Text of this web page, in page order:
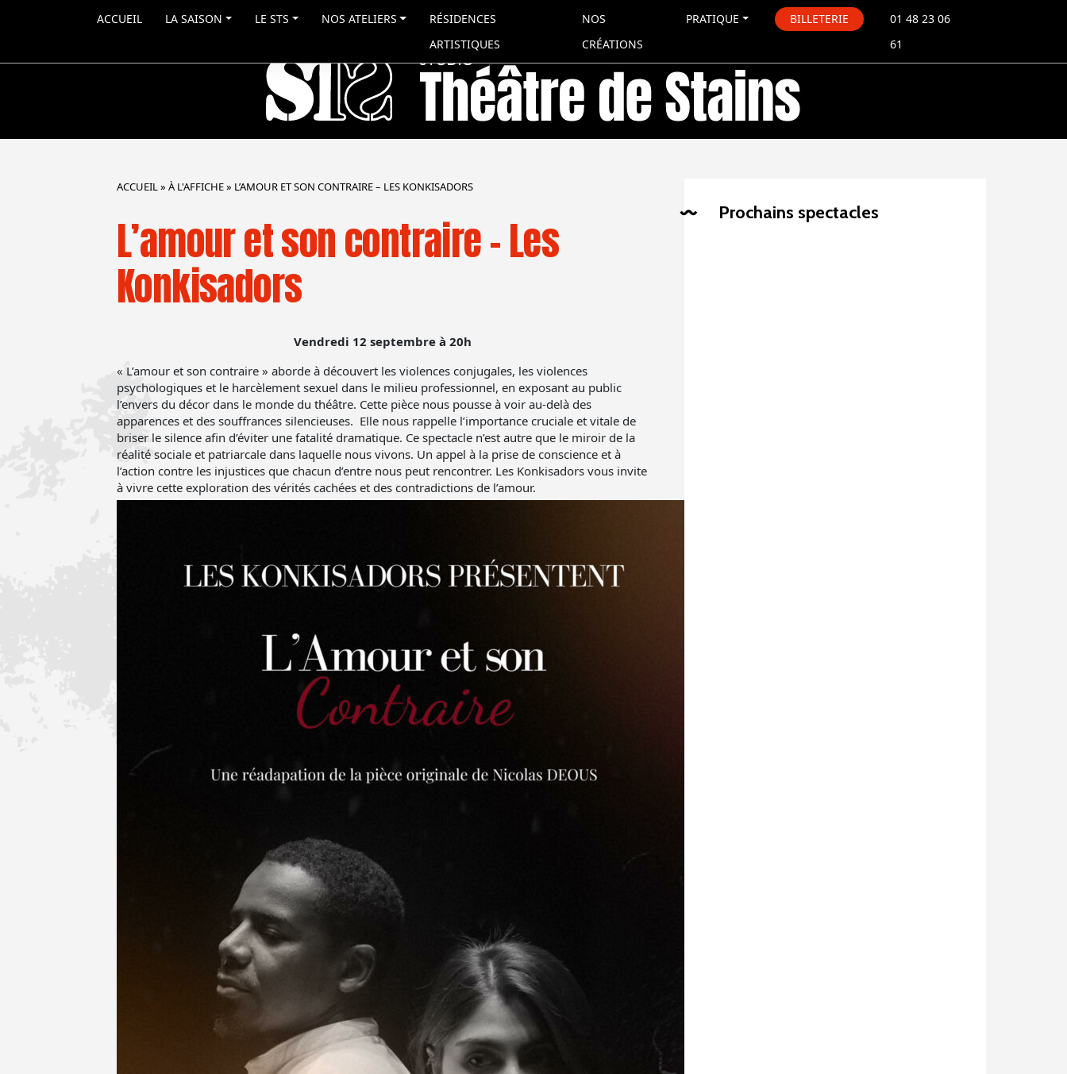
ACCUEIL LA SAISON LE STS NOS ATELIERS
RÉSIDENCES
ARTISTIQUES
NOS
CRÉATIONS
PRATIQUE BILLETERIE
01 48 23 06
61
ACCUEIL» À L'AFFICHE» L’AMOUR ET SON CONTRAIRE – LES KONKISADORS
L’amour et son contraire – Les
Konkisadors
Vendredi 12 septembre à 20h
« L’amour et son contraire » aborde à découvert les violences conjugales, les violences
psychologiques et le harcèlement sexuel dans le milieu professionnel, en exposant au public
l’envers du décor dans le monde du théâtre. Cette pièce nous pousse à voir au-delà des
apparences et des souffrances silencieuses. Elle nous rappelle l’importance cruciale et vitale de
briser le silence afin d’éviter une fatalité dramatique. Ce spectacle n’est autre que le miroir de la
réalité sociale et patriarcale dans laquelle nous vivons. Un appel à la prise de conscience et à
l’action contre les injustices que chacun d’entre nous peut rencontrer. Les Konkisadors vous invite
à vivre cette exploration des vérités cachées et des contradictions de l’amour.
Prochains spectacles